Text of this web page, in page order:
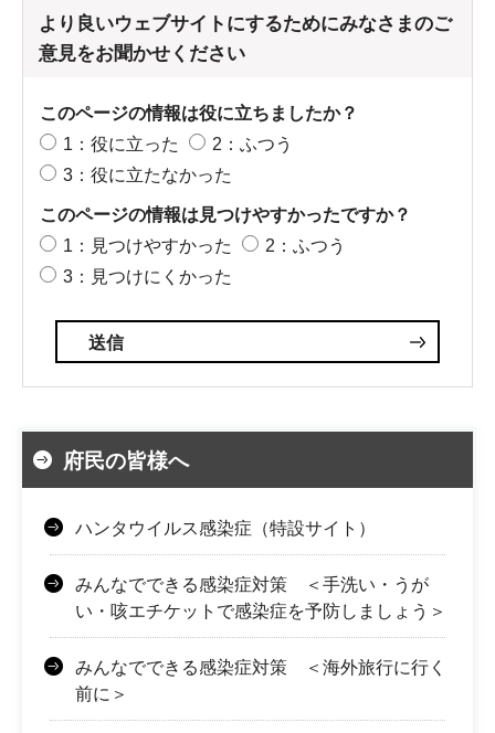
より良いウェブサイトにするためにみなさまのご
意見をお聞かせください
このページの情報は役に立ちましたか？
1：役に立った
2：ふつう
3：役に立たなかった
このページの情報は見つけやすかったですか？
1：見つけやすかった
2：ふつう
3：見つけにくかった
府民の皆様へ
ハンタウイルス感染症（特設サイト）
みんなでできる感染症対策 ＜手洗い・うが
い・咳エチケットで感染症を予防しましょう＞
みんなでできる感染症対策 ＜海外旅行に行く
前に＞